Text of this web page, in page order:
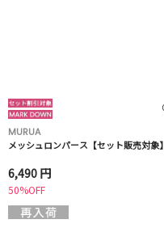
MURUA
メッシュロンパース【セット販売対象】
6,490 円
50%OFF